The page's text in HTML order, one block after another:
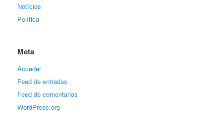
Notícies
Política
Meta
Acceder
Feed de entradas
Feed de comentarios
WordPress.org